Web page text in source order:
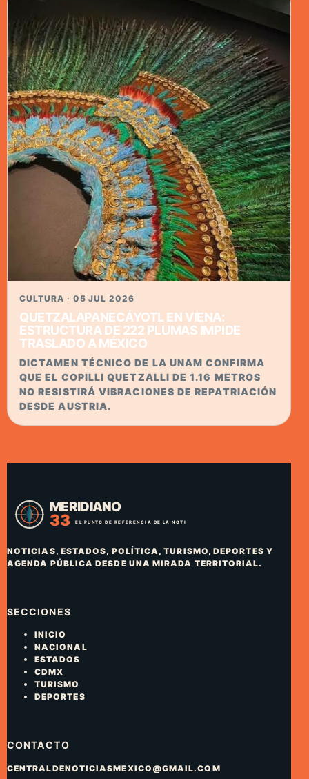
CULTURA · 05 JUL 2026
QUETZALAPANECÁYOTL EN VIENA:
ESTRUCTURA DE 222 PLUMAS IMPIDE
TRASLADO A MÉXICO
DICTAMEN TÉCNICO DE LA UNAM CONFIRMA
QUE EL COPILLI QUETZALLI DE 1.16 METROS
NO RESISTIRÁ VIBRACIONES DE REPATRIACIÓN
DESDE AUSTRIA.
NOTICIAS, ESTADOS, POLÍTICA, TURISMO, DEPORTES Y
AGENDA PÚBLICA DESDE UNA MIRADA TERRITORIAL.
SECCIONES
INICIO
NACIONAL
ESTADOS
CDMX
TURISMO
DEPORTES
CONTACTO
CENTRALDENOTICIASMEXICO@GMAIL.COM